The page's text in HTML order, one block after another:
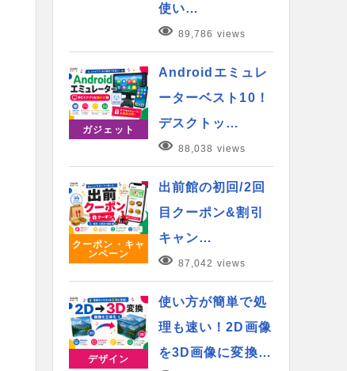
使い…
89,786 views
ガジェット
Androidエミュレ
ーターベスト10！
デスクトッ…
88,038 views
クーポン・キャ
ンペーン
出前館の初回/2回
目クーポン&割引
キャン…
87,042 views
デザイン
使い方が簡単で処
理も速い！2D画像
を3D画像に変換…